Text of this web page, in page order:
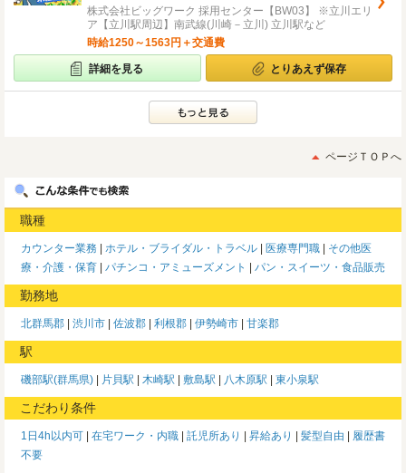
株式会社ビッグワーク 採用センター【BW03】 ※立川エリ
ア【立川駅周辺】南武線(川崎－立川) 立川駅など
時給1250～1563円＋交通費
詳細を見る とりあえず保存
ページＴＯＰへ
職種
カウンター業務 ホテル・ブライダル・トラベル 医療専門職
その他医
療・介護・保育
パチンコ・アミューズメント パン・スイーツ・食品販売
勤務地
北群馬郡 渋川市 佐波郡 利根郡 伊勢崎市 甘楽郡
駅
磯部駅(群馬県) 片貝駅 木崎駅 敷島駅 八木原駅 東小泉駅
こだわり条件
1日4h以内可 在宅ワーク・内職 託児所あり 昇給あり 髪型自由
履歴書
不要